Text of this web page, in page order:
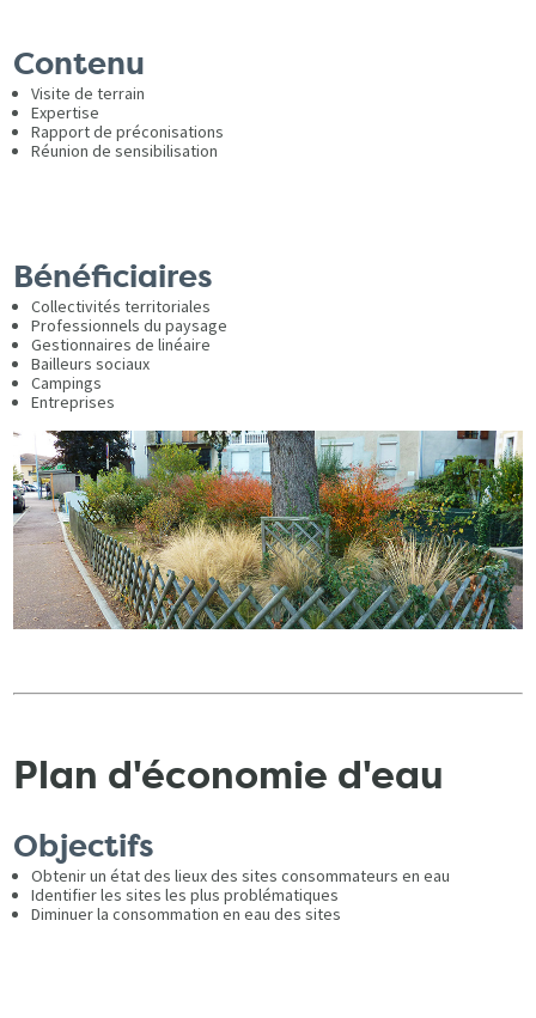
Contenu
Visite de terrain
Expertise
Rapport de préconisations
Réunion de sensibilisation
Bénéficiaires
Collectivités territoriales
Professionnels du paysage
Gestionnaires de linéaire
Bailleurs sociaux
Campings
Entreprises
Plan d'économie d'eau
Objectifs
Obtenir un état des lieux des sites consommateurs en eau
Identifier les sites les plus problématiques
Diminuer la consommation en eau des sites